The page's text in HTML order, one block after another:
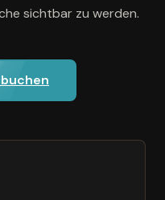
sichtbar zu werden.